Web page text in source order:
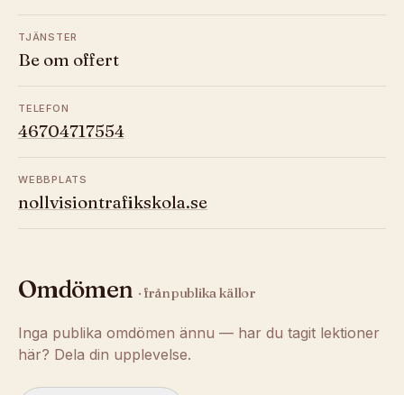
TJÄNSTER
Be om offert
TELEFON
46704717554
WEBBPLATS
nollvisiontrafikskola.se
Omdömen · från publika källor
Inga publika omdömen ännu — har du tagit lektioner
här? Dela din upplevelse.